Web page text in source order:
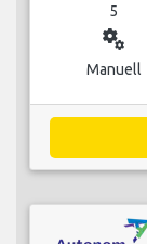
5
miscellaneous_services
Manuell